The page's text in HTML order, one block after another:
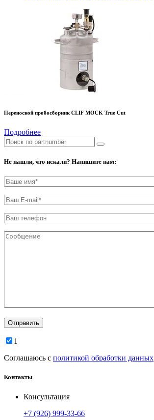
Переносной пробосборник CLIF MOCK True Cut
Подробнее
Не нашли, что искали? Напишите нам:
1
Соглашаюсь с политикой обработки данных
Контакты
Консультация
+7 (926) 999-33-66